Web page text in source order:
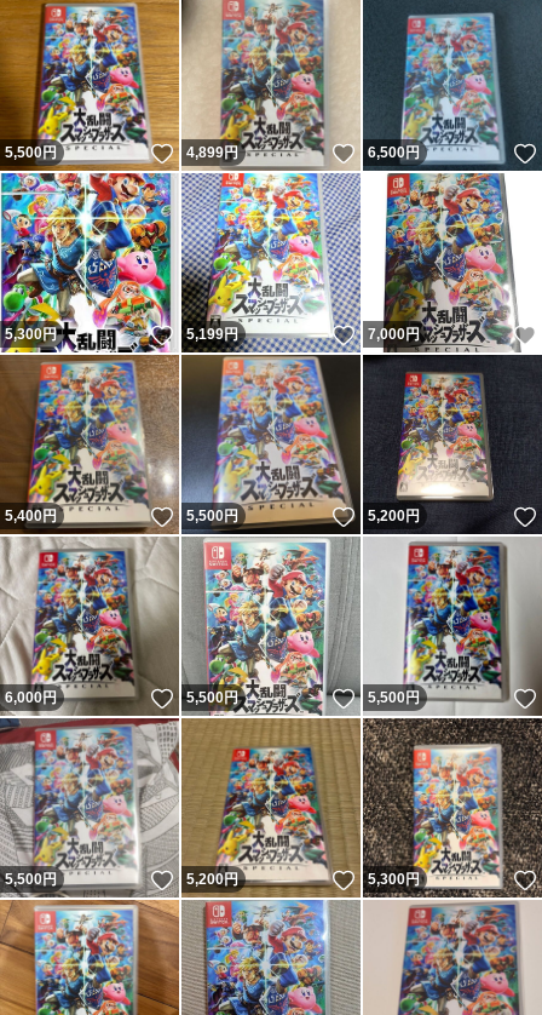
5,500円 いいね！
4,899円 いいね！
6,500円
5,300円 いいね！
5,199円 いいね！
7,000円
5,400円 いいね！
5,500円 いいね！
5,200円
6,000円 いいね！
5,500円 いいね！
5,500円
5,500円 いいね！
5,200円 いいね！
5,300円